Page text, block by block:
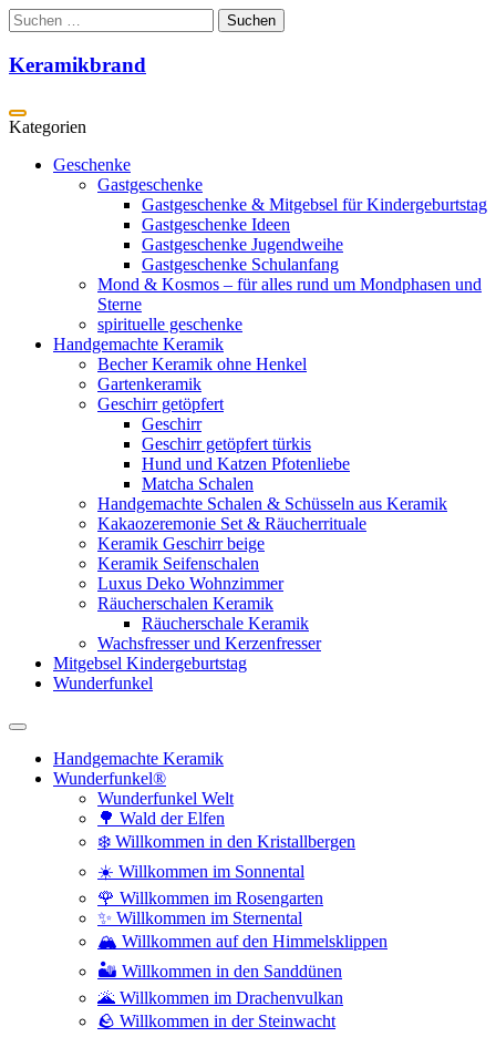
Zum
Inhalt
springen
Suchen
nach:
Keramikbrand
Geschenke
Gastgeschenke
Gastgeschenke & Mitgebsel für Kindergeburtstag
Gastgeschenke Ideen
Gastgeschenke Jugendweihe
Gastgeschenke Schulanfang
Mond & Kosmos – für alles rund um Mondphasen und
Sterne
spirituelle geschenke
Handgemachte Keramik
Becher Keramik ohne Henkel
Gartenkeramik
Geschirr getöpfert
Geschirr
Geschirr getöpfert türkis
Hund und Katzen Pfotenliebe
Matcha Schalen
Handgemachte Schalen & Schüsseln aus Keramik
Kakaozeremonie Set & Räucherrituale
Keramik Geschirr beige
Keramik Seifenschalen
Luxus Deko Wohnzimmer
Räucherschalen Keramik
Räucherschale Keramik
Wachsfresser und Kerzenfresser
Mitgebsel Kindergeburtstag
Wunderfunkel
Handgemachte Keramik
Wunderfunkel®
Wunderfunkel Welt
🌳 Wald der Elfen
❄️ Willkommen in den Kristallbergen
☀️ Willkommen im Sonnental
🌹 Willkommen im Rosengarten
✨ Willkommen im Sternental
🏔️ Willkommen auf den Himmelsklippen
🏜️ Willkommen in den Sanddünen
🌋 Willkommen im Drachenvulkan
🪨 Willkommen in der Steinwacht